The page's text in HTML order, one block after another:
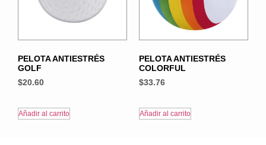
PELOTA ANTIESTRÉS
GOLF
$20.60
Añadir al carrito
PELOTA ANTIESTRÉS
COLORFUL
$33.76
Añadir al carrito